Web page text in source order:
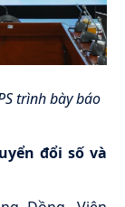
trình bày báo
đổi số và